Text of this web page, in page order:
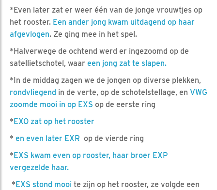
*Even later zat er weer één van de jonge vrouwtjes op
het rooster. Een ander jong kwam uitdagend op haar
afgevlogen. Ze ging mee in het spel.
*Halverwege de ochtend werd er ingezoomd op de
satellietschotel, waar een jong zat te slapen.
*In de middag zagen we de jongen op diverse plekken,
rondvliegend in de verte, op de schotelstellage, en VWG
zoomde mooi in op EXS op de eerste ring
*EXO zat op het rooster
* en even later EXR op de vierde ring
*EXS kwam even op rooster, haar broer EXP
vergezelde haar.
*EXS stond mooi te zijn op het rooster, ze volgde een